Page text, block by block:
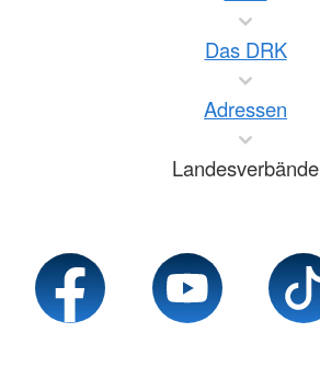
Das DRK
Adressen
Landesverbände